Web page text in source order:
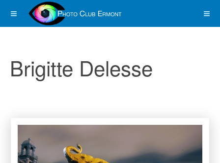
Brigitte Delesse